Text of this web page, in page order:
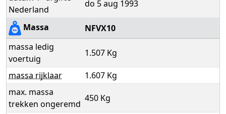
Nederland
do 5 aug 1993
Massa
NFVX10
massa ledig
voertuig
1.507 Kg
massa rijklaar
1.607 Kg
max. massa
trekken ongeremd
450 Kg